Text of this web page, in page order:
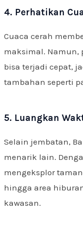
4. Perhatikan
Cuaca cerah
maksimal. Namun,
bisa terjadi cepat,
tambahan seperti
5. Luangkan
Selain jembatan,
menarik lain.
mengeksplor
hingga area
kawasan.